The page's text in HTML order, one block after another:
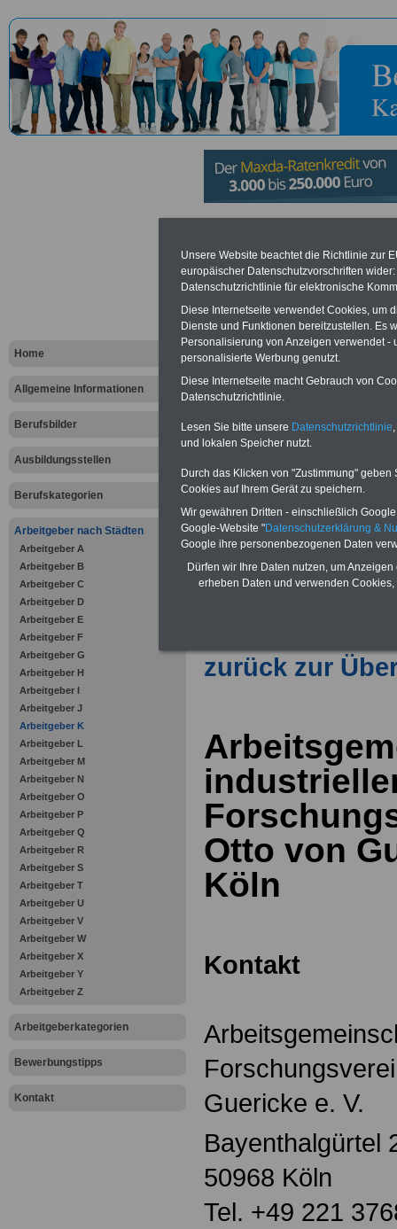
Home
Allgemeine Informationen
Berufsbilder
Ausbildungsstellen
Berufskategorien
Arbeitgeber nach Städten
Arbeitgeber A
Arbeitgeber B
Arbeitgeber C
Arbeitgeber D
Arbeitgeber E
Arbeitgeber F
Arbeitgeber G
Arbeitgeber H
Arbeitgeber I
Arbeitgeber J
Arbeitgeber K
Arbeitgeber L
Arbeitgeber M
Arbeitgeber N
Arbeitgeber O
Arbeitgeber P
Arbeitgeber Q
Arbeitgeber R
Arbeitgeber S
Arbeitgeber T
Arbeitgeber U
Arbeitgeber V
Arbeitgeber W
Arbeitgeber X
Arbeitgeber Y
Arbeitgeber Z
Arbeitgeberkategorien
Bewerbungstipps
Kontakt
Otto von
Köln
Vorteile für den öffentlichen
Bausparen schon ab 16 Jahren
Berufsunfähigkeitsabsicherung
Online-Vergleich Gesetzliche
Krankenkassen-
Zahnzusatzversicherung -
Krankenversicherung
zurück zur
Otto von
Köln
Kontakt
Guericke e. V.
Bayenthalgürtel
50968 Köln
Tel. +49 221
Unsere Website beachtet die Richtlinie zur
europäischer Datenschutzvorschriften
Datenschutzrichtlinie für elektronische
Diese Internetseite verwendet Cookies, um
Dienste und Funktionen bereitzustellen. Es
Personalisierung von Anzeigen verwendet
personalisierte Werbung genutzt.
Diese Internetseite macht Gebrauch von
Datenschutzrichtlinie.
Lesen Sie bitte unsere Datenschutzrichtlinie
und lokalen Speicher nutzt.
Durch das Klicken von "Zustimmung"
Cookies auf Ihrem Gerät zu speichern.
Wir gewähren Dritten - einschließlich
Google-Website "Datenschutzerklärung &
Google ihre personenbezogenen Daten
Dürfen wir Ihre Daten nutzen, um
erheben Daten und verwenden